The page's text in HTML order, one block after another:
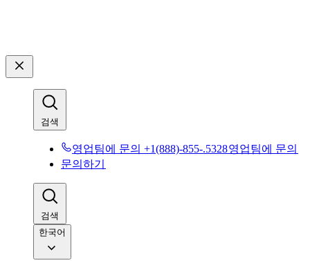
검색​​
영업팀에 문의 +1(888)-855-.5328​​영업팀에 문의​​
문의하기​​
검색​​
한국어